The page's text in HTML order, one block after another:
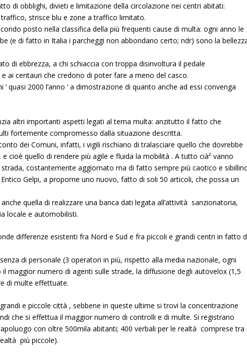
di obblighi, divieti e limitazione della circolazione nei centri abitati:
strisce blu e zone a traffico limitato.
posto nella classifica della più frequenti cause di multa: ogni anno le
(e di fatto in Italia i parcheggi non abbondano certo; ndr) sono la
di ebbrezza, a chi schiaccia con troppa disinvoltura il pedale
ai centauri che credono di poter fare a meno del casco.
quasi 2000 l’anno ‘ a dimostrazione di quanto anche ad essi convenga
altri importanti aspetti legati al tema multa: anzitutto il fatto che
fortemente compromesso dalla situazione descritta.
dei Comuni, infatti, i vigili rischiano di tralasciare quello che dovrebbe
cioè quello di rendere più agile e fluida la mobilità . A tutto cià² vanno
costantemente aggiornato ma di fatto sempre più caotico e
Gelpi, a proporne uno nuovo, fatto di soli 50 articoli, che possa un
quella di realizzare una banca dati legata all’attività sanzionatoria,
locale e automobilisti.
differenze esistenti fra Nord e Sud e fra piccoli e grandi centri in fatto
di personale (3 operatori in più, rispetto alla media nazionale, ogni
maggior numero di agenti sulle strade, la diffusione degli autovelox (1,5
di multe effettuate.
e piccole città , sebbene in queste ultime si trovi la concentrazione
che si effettua il maggior numero di controlli e di multe. Si registrano
con oltre 500mila abitanti; 400 verbali per le realtà comprese tra
più piccole).